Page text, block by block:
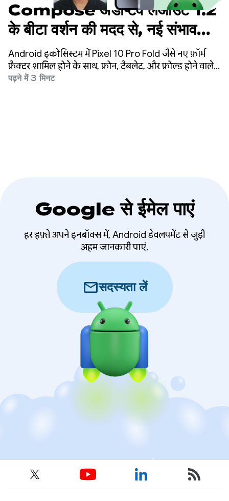
Compose अडैप्टिव लेआउट 1.2
के बीटा वर्शन की मदद से, नई संभावनाएं
एक्सप्लोर करना
Android इकोसिस्टम में Pixel 10 Pro Fold जैसे नए फ़ॉर्म
फ़ैक्टर शामिल होने के साथ, फ़ोन, टैबलेट, और फ़ोल्ड होने वाले
डिवाइसों पर बेहतर उपयोगकर्ता अनुभव देने के लिए, अडैप्टिव
पढ़ने में 3 मिनट
Google से ईमेल पाएं
हर हफ़्ते अपने इनबॉक्स में, Android डेवलपमेंट से जुड़ी
अहम जानकारी पाएं.
mailसदस्यता लें